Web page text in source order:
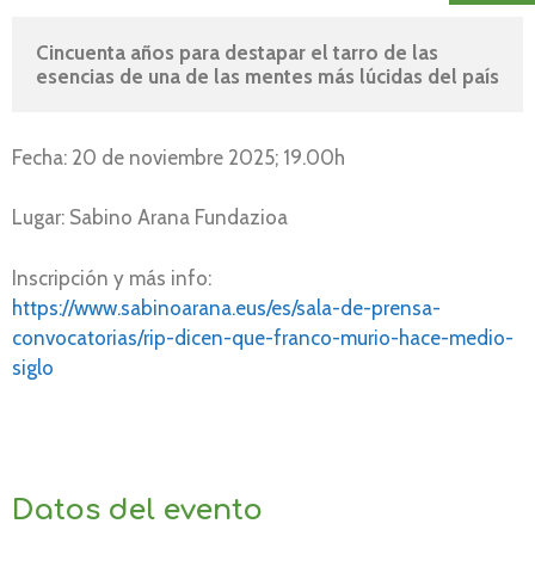
Cincuenta años para destapar el tarro de las
esencias de una de las mentes más lúcidas del país
Fecha: 20 de noviembre 2025; 19.00h
Lugar: Sabino Arana Fundazioa
Inscripción y más info:
https://www.sabinoarana.eus/es/sala-de-prensa-
convocatorias/rip-dicen-que-franco-murio-hace-medio-
siglo
Datos del evento